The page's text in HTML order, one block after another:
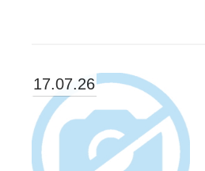
17.07.26